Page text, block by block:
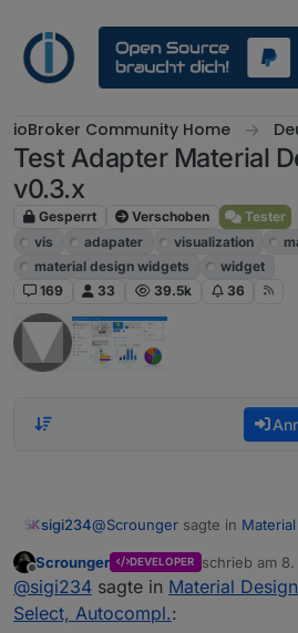
ioBroker Community Home
Test Adapter Material
v0.3.x
Gesperrt Verschoben
Tester
vis
adapater visualization
material design widgets
widget
169
33 39.5k 36
sigi234@Scrounger sagte in
Oder willst pro Eintrag
Farbe einstellen können?
Ja, so wie im Vis-
Offline
Scrounger DEVELOPER schrieb am 8.
zuletzt
@sigi234 sagte in Material
Select, Autocompl.: